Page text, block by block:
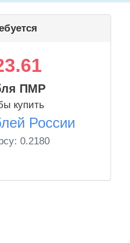
ПМР
купить
России
0.2180